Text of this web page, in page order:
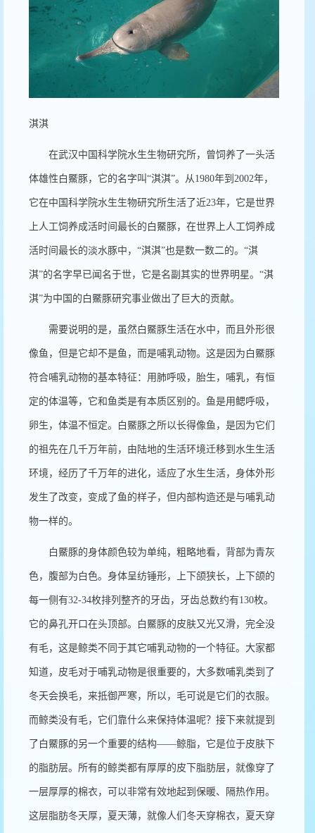
淇淇
在武汉中国科学院水生生物研究所，曾饲养了一头活
体雄性白鱀豚，它的名字叫“淇淇”。从 1980年到 2002年，
它在中国科学院水生生物研究所生活了近23年，它是世界
上人工饲养成活时间最长的白鱀豚，在世界上人工饲养成
活时间最长的淡水豚中， “淇淇”也是数一数二的。 “淇
淇”的名字早已闻名于世，它是名副其实的世界明星。 “淇
淇”为中国的白鱀豚研究事业做出了巨大的贡献。
需要说明的是，虽然白鱀豚生活在水中，而且外形很
像鱼，但是它却不是鱼，而是哺乳动物。这是因为白鱀豚
符合哺乳动物的基本特征：用肺呼吸，胎生，哺乳，有恒
定的体温等，它和鱼类是有本质区别的。鱼是用鳃呼吸，
卵生，体温不恒定。白鱀豚之所以长得像鱼，是因为它们
的祖先在几千万年前，由陆地的生活环境迁移到水生生活
环境，经历了千万年的进化，适应了水生生活，身体外形
发生了改变，变成了鱼的样子，但内部构造还是与哺乳动
物一样的。
白鱀豚的身体颜色较为单纯，粗略地看，背部为青灰
色，腹部为白色。身体呈纺锤形，上下颌狭长，上下颌的
每一侧有32-34枚排列整齐的牙齿，牙齿总数约有130枚。
它的鼻孔开口在头顶部。白鱀豚的皮肤又光又滑，完全没
有毛，这是鲸类不同于其它哺乳动物的一个特征。大家都
知道，皮毛对于哺乳动物是很重要的，大多数哺乳类到了
冬天会换毛，来抵御严寒，所以，毛可说是它们的衣服。
而鲸类没有毛，它们靠什么来保持体温呢？接下来就提到
了白鱀豚的另一个重要的结构——鲸脂，它是位于皮肤下
的脂肪层。所有的鲸类都有厚厚的皮下脂肪层，就像穿了
一层厚厚的棉衣，可以非常有效地起到保暖、隔热作用。
这层脂肪冬天厚，夏天薄，就像人们冬天穿棉衣，夏天穿